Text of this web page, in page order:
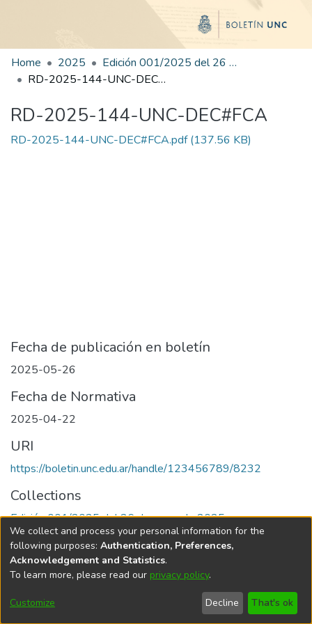
Home 2025
Edición 001/2025 del 26 de mayo de 2025
RD-2025-144-UNC-DEC#FCA
RD-2025-144-UNC-DEC#FCA
RD-2025-144-UNC-DEC#FCA.pdf(137.56 KB)
Fecha de publicación en boletín
2025-05-26
Fecha de Normativa
2025-04-22
URI
https://boletin.unc.edu.ar/handle/123456789/8232
Collections
Edición 001/2025 del 26 de mayo de 2025
Universidad Nacional de Córdoba
We collect and process your personal information for the
following purposes: Authentication, Preferences,
Acknowledgement and Statistics.
To learn more, please read our privacy policy.
Customize Decline That's ok